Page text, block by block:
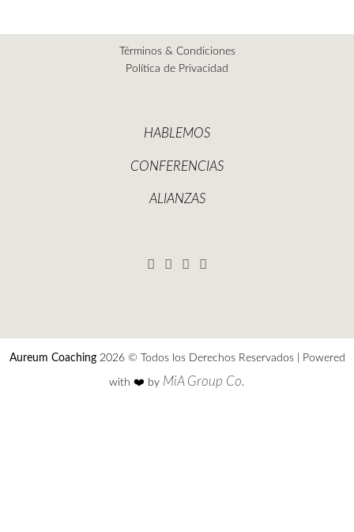
Términos & Condiciones
Política de Privacidad
HABLEMOS
CONFERENCIAS
ALIANZAS
Aureum Coaching2026 © Todos los Derechos Reservados | Powered
with ❤️️ by MiA Group Co.